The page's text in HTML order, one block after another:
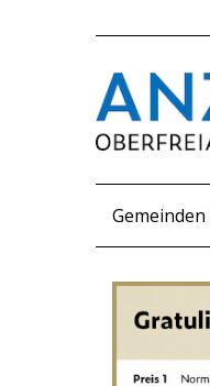
Gemeinden